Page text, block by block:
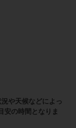
や天候などによっ
安の時間となりま